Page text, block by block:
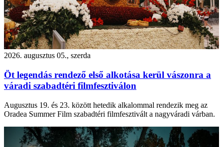
2026. augusztus 05., szerda
Öt legendás rendező első alkotása kerül vászonra a
váradi szabadtéri filmfesztiválon
Augusztus 19. és 23. között hetedik alkalommal rendezik meg az
Oradea Summer Film szabadtéri filmfesztivált a nagyváradi várban.